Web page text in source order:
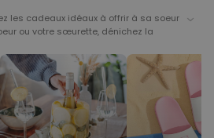
plus de 9.900
exemplaires
personnalisées
plus de
28.500
exemplaires
vendus
les cadeaux idéaux à offrir à sa soeur
ou votre sœurette, dénichez la